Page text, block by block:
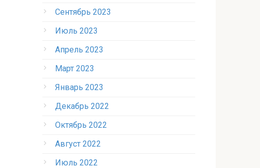
Сентябрь 2023
Июль 2023
Апрель 2023
Март 2023
Январь 2023
Декабрь 2022
Октябрь 2022
Август 2022
Июль 2022